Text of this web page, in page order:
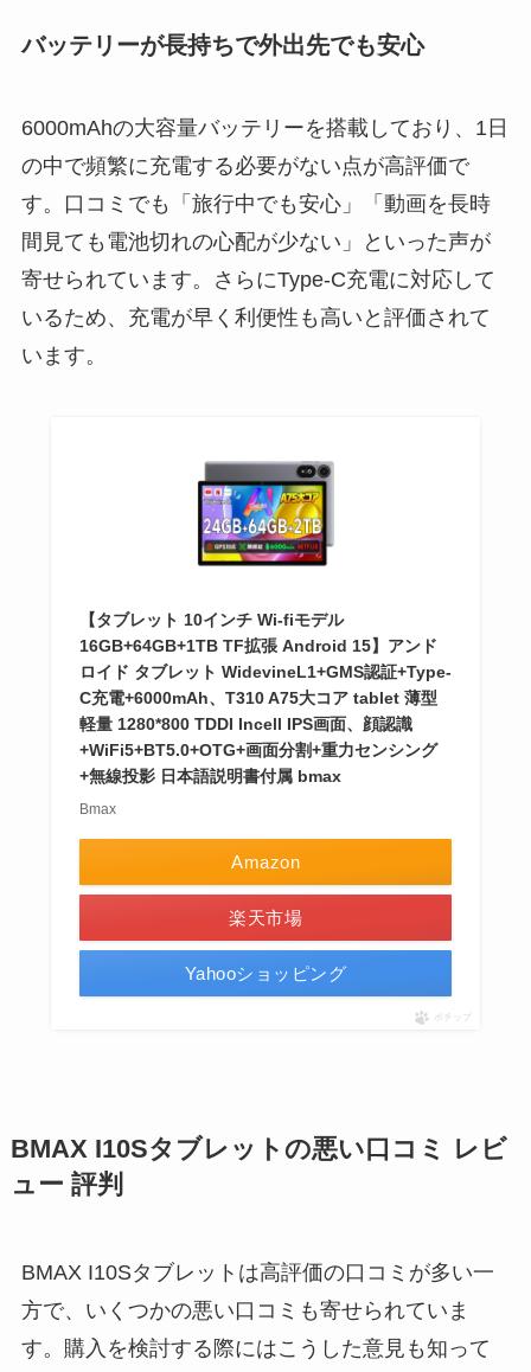
バッテリーが長持ちで外出先でも安心
6000mAhの大容量バッテリーを搭載しており、1日
の中で頻繁に充電する必要がない点が高評価で
す。口コミでも「旅行中でも安心」「動画を長時
間見ても電池切れの心配が少ない」といった声が
寄せられています。さらにType-C充電に対応して
いるため、充電が早く利便性も高いと評価されて
います。
【タブレット 10インチ Wi-fiモデル
16GB+64GB+1TB TF拡張 Android 15】アンド
ロイド タブレット WidevineL1+GMS認証+Type-
C充電+6000mAh、T310 A75大コア tablet 薄型
軽量 1280*800 TDDI Incell IPS画面、顔認識
+WiFi5+BT5.0+OTG+画面分割+重力センシング
+無線投影 日本語説明書付属 bmax
Bmax
Amazon
楽天市場
Yahooショッピング
ポチップ
BMAX I10Sタブレットの悪い口コミ レビ
ュー 評判
BMAX I10Sタブレットは高評価の口コミが多い一
方で、いくつかの悪い口コミも寄せられていま
す。購入を検討する際にはこうした意見も知って